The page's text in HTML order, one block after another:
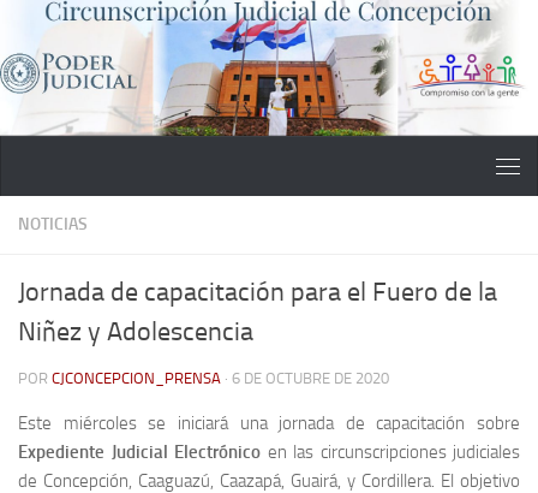
Saltar al contenido
NOTICIAS
Jornada de capacitación para el Fuero de la
Niñez y Adolescencia
POR CJCONCEPCION_PRENSA · 6 DE OCTUBRE DE 2020
Este miércoles se iniciará una jornada de capacitación sobre
Expediente Judicial Electrónico en las circunscripciones judiciales
de Concepción, Caaguazú, Caazapá, Guairá, y Cordillera. El objetivo